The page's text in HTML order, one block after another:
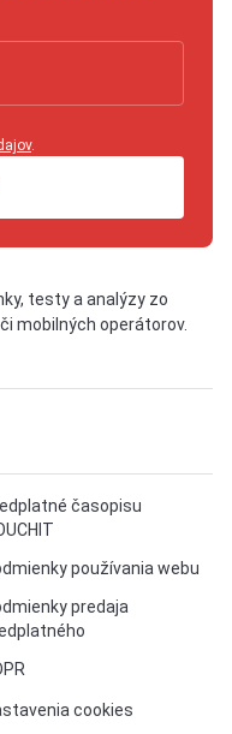
.
testy a analýzy zo
mobilných operátorov.
časopisu
používania webu
predaja
cookies